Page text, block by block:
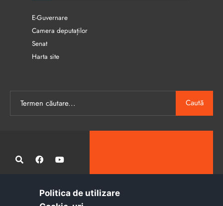
E-Guvernare
Camera deputaților
Senat
Harta site
Caută
Administrația publică locală informatizată, calitativă și accesibilă
Politica de utilizare